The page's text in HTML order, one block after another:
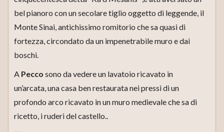
bel pianoro con un secolare tiglio oggetto di leggende, il
Monte Sinai, antichissimo romitorio che sa quasi di
fortezza, circondato da un impenetrabile muro e dai
boschi.
A Pecco sono da vedere un lavatoio ricavato in
un’arcata, una casa ben restaurata nei pressi di un
profondo arco ricavato in un muro medievale che sa di
ricetto, i ruderi del castello..